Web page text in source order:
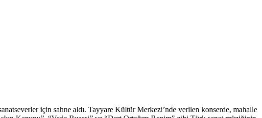
için sahne aldı. Tayyare Kültür Merkezi’nde verilen konserde, mahalle